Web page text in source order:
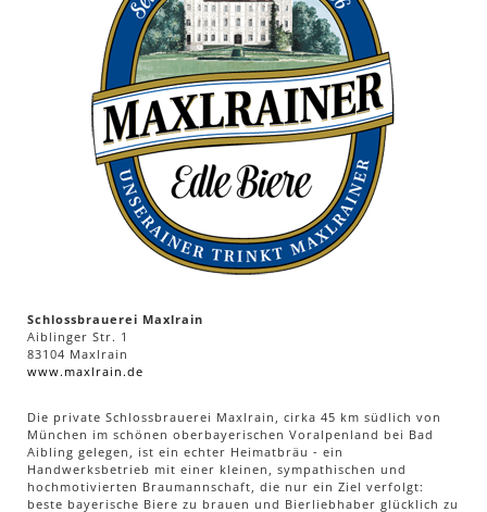
Schlossbrauerei Maxlrain
Aiblinger Str. 1
83104 Maxlrain
www.maxlrain.de
Die private Schlossbrauerei Maxlrain, cirka 45 km südlich von
München im schönen oberbayerischen Voralpenland bei Bad
Aibling gelegen, ist ein echter Heimatbräu - ein
Handwerksbetrieb mit einer kleinen, sympathischen und
hochmotivierten Braumannschaft, die nur ein Ziel verfolgt:
beste bayerische Biere zu brauen und Bierliebhaber glücklich zu